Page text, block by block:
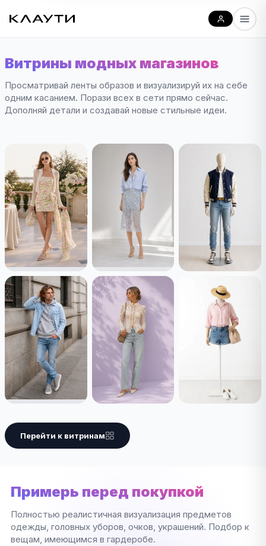
Витрины модных магазинов
Просматривай ленты образов и визуализируй их на себе
одним касанием. Порази всех в сети прямо сейчас.
Дополняй детали и создавай новые стильные идеи.
Перейти к витринам
Примерь перед покупкой
Полностью реалистичная визуализация предметов
одежды, головных уборов, очков, украшений. Подбор к
вещам, имеющимся в гардеробе.